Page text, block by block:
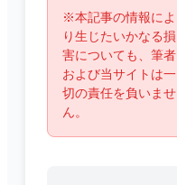
※本記事の情報によ
り生じたいかなる損
害についても、筆者
および当サイトは一
切の責任を負いませ
ん。